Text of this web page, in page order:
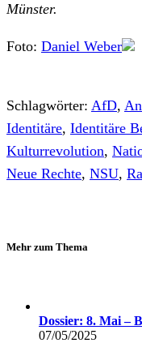
Münster.
Foto: Daniel Weber
Schlagwörter: AfD,
Identitäre, Identitäre
Kulturrevolution,
Neue Rechte, NSU,
Mehr zum Thema
Dossier: 8. Mai –
07/05/2025